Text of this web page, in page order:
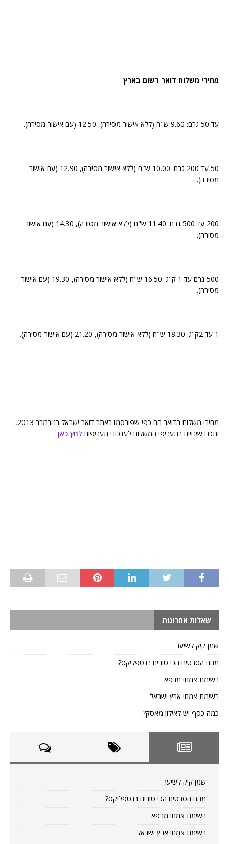
מחירי משלוח דואר רשום בארץ
עד 50 גרם: 9.60 ש"ח (ללא אישור מסירה), 12.50 (עם אישור מסירה).
50 עד 200 גרם: 10.00 ש"ח (ללא אישור מסירה), 12.90 (עם אישור
מסירה).
200 עד 500 גרם: 11.40 ש"ח (ללא אישור מסירה), 14.30 (עם אישור
מסירה).
500 גרם עד 1 ק"ג: 16.50 ש"ח (ללא אישור מסירה), 19.30 (עם אישור
מסירה).
1 עד 2ק"ג: 18.30 ש"ח (ללא אישור מסירה), 21.20 (עם אישור מסירה).
מחירי משלוח הדואר הם כפי שפורסמו באתר דואר ישראל בנובמבר 2013,
יתכנו שינויים בתעריפי המשלוח לעדכוני תעריפים לחץ כאן
שאלות אחרונות
שמן קיק לשיער
מהם הסרטים הכי טובים בנטפליקס?
רשימת צמחי מרפא
רשימת צמחי ארץ ישראל
כמה כסף יש לאילון מאסק?
שמן קיק לשיער
מהם הסרטים הכי טובים בנטפליקס?
רשימת צמחי מרפא
רשימת צמחי ארץ ישראל